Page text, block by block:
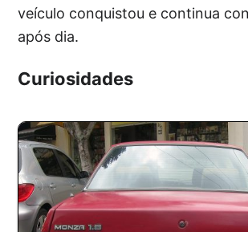
veículo conquistou e continua
após dia.
Curiosidades